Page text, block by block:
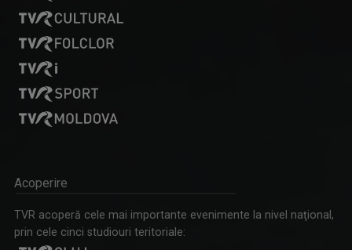
Acoperire
TVR acoperă cele mai importante evenimente la nivel naţional,
prin cele cinci studiouri teritoriale: